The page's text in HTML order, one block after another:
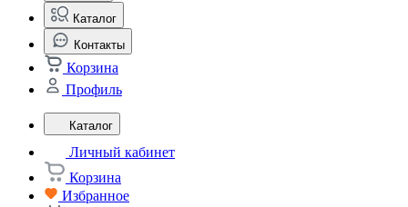
Каталог
Контакты
Корзина
Профиль
Каталог
Личный кабинет
Корзина
Избранное